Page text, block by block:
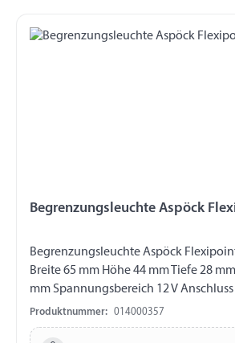
Begrenzungsleuchte Aspöck
Begrenzungsleuchte Aspöck
Breite 65 mm Höhe 44 mm Tiefe 28
mm Spannungsbereich 12 V Anschluss
Produktnummer: 014000357